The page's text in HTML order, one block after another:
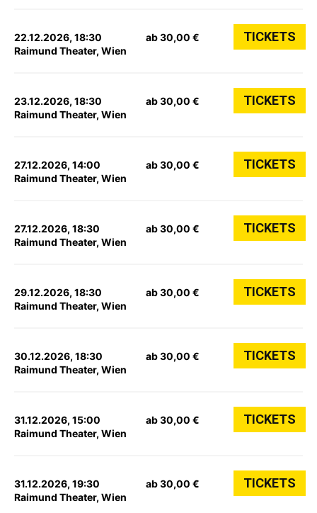
22.12.2026, 18:30
Raimund Theater, Wien
ab 30,00 € TICKETS
23.12.2026, 18:30
Raimund Theater, Wien
ab 30,00 € TICKETS
27.12.2026, 14:00
Raimund Theater, Wien
ab 30,00 € TICKETS
27.12.2026, 18:30
Raimund Theater, Wien
ab 30,00 € TICKETS
29.12.2026, 18:30
Raimund Theater, Wien
ab 30,00 € TICKETS
30.12.2026, 18:30
Raimund Theater, Wien
ab 30,00 € TICKETS
31.12.2026, 15:00
Raimund Theater, Wien
ab 30,00 € TICKETS
31.12.2026, 19:30
Raimund Theater, Wien
ab 30,00 € TICKETS